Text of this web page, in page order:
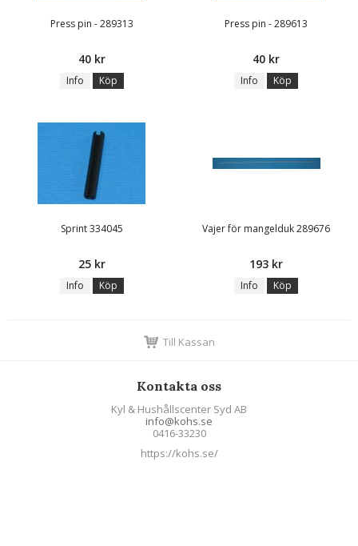
Press pin - 289313
40 kr
Info Köp
Press pin - 289613
40 kr
Info Köp
Sprint 334045
25 kr
Info Köp
Vajer för mangelduk 289676
193 kr
Info Köp
Till Kassan
Kontakta oss
Kyl & Hushållscenter Syd AB
info@kohs.se
0416-33230
https://kohs.se/